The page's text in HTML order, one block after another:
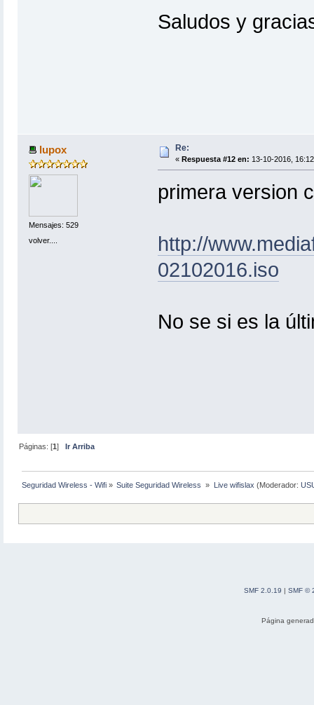
Saludos y
lupox
Mensajes: 529
volver....
Re:
« Respuesta #12 en: 13-10-2016,
primera version
http://
02102016.iso
No se si es la
Páginas: [1]Ir Arriba
Seguridad Wireless - Wifi » Suite Seguridad Wireless » Live wifislax (Moderador:
SMF 2.0.19 | SMF ©
Página